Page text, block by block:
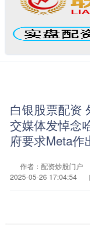
白银股票配资
交媒体发悼念
府要求Meta作
作者：配资炒股门户
2025-05-26 17:04:54